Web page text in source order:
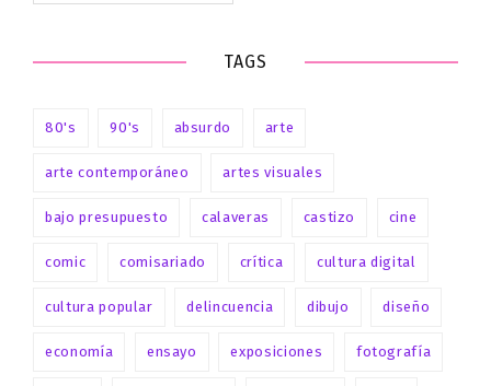
TAGS
80's 90's absurdo arte
arte contemporáneo artes visuales
bajo presupuesto calaveras castizo cine
comic comisariado crítica cultura digital
cultura popular delincuencia dibujo diseño
economía ensayo exposiciones fotografía